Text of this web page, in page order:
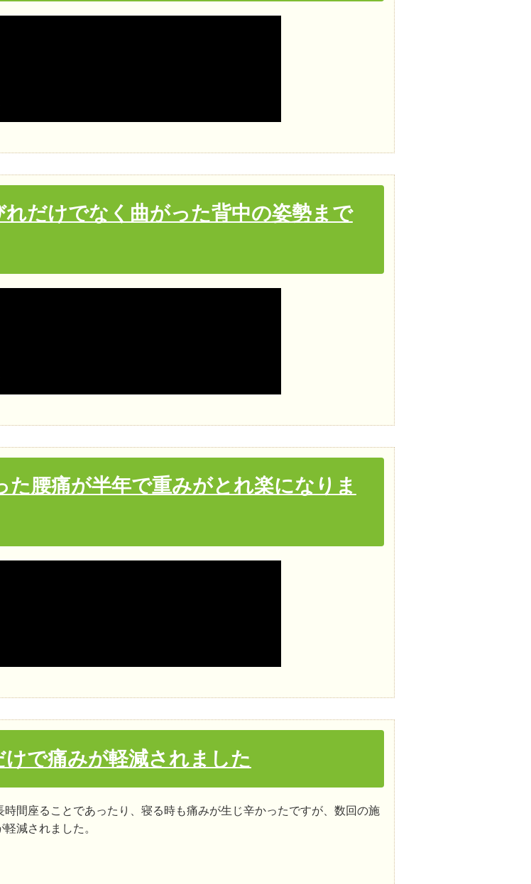
だけでなく曲がった背中の姿勢まで
腰痛が半年で重みがとれ楽になりま
で痛みが軽減されました
時間座ることであったり、寝る時も痛みが生じ辛かったですが、数回の施
減されました。